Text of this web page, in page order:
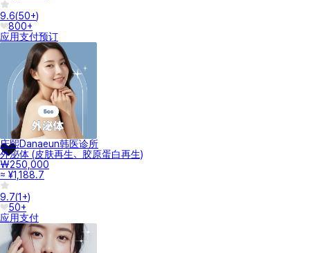
9.6(50+)
800+
应用支付预订
庆熙Danaeun韩医诊所
外泌体 (皮肤再生、胶原蛋白再生)
₩250,000
≈ ¥1,188.7
9.7(1+)
50+
应用支付